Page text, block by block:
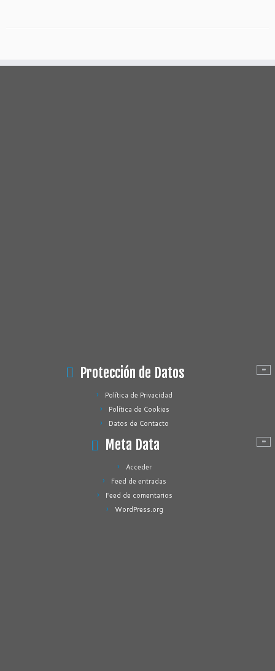
Protección de Datos
Política de Privacidad
Política de Cookies
Datos de Contacto
Meta Data
Acceder
Feed de entradas
Feed de comentarios
WordPress.org